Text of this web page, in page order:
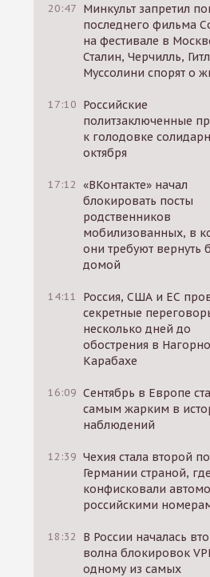
20:47 Минкульт запретил
последнего фильма
на фестивале в
Сталин, Черчилль,
Муссолини спорят о
17:10 Российские
политзаключенные
к голодовке
октября
17:12 «ВКонтакте» начал
блокировать посты
родственников
мобилизованных, в
они требуют вернуть
домой
14:11
Россия, США и ЕС
секретные
несколько дней до
обострения в
Карабахе
16:09 Сентябрь в Европе
самым жарким в
наблюдений
12:39 Чехия стала второй
Германии страной, где
конфисковали
российскими
18:32
В России началась
волна блокировок
одному из самых